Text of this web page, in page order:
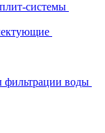
системы
фильтрации воды